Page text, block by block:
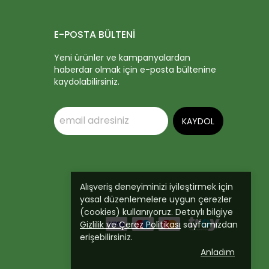
Alışveriş deneyiminizi iyileştirmek için
yasal düzenlemelere uygun çerezler
(cookies) kullanıyoruz. Detaylı bilgiye
Gizlilik ve Çerez Politikası sayfamızdan
erişebilirsiniz.
Anladım
E-POSTA BÜLTENİ
Yeni ürünler ve kampanyalardan
haberdar olmak için e-posta bültenine
kaydolabilirsiniz.
KAYDOL